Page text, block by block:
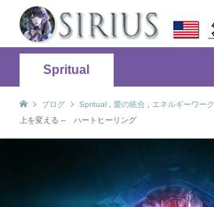
Spritual
ブログ Spritual 愛の統合 エネルギーワーク
上を変える – ハートヒーリング